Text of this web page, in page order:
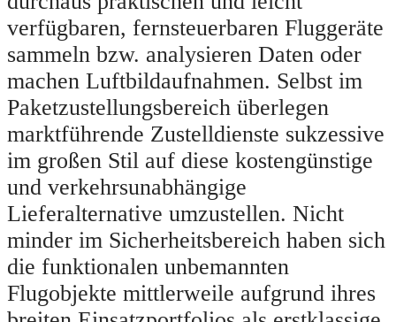
verfügbaren, fernsteuerbaren Fluggeräte
sammeln bzw. analysieren Daten oder
machen Luftbildaufnahmen. Selbst im
Paketzustellungsbereich überlegen
marktführende Zustelldienste sukzessive
im großen Stil auf diese kostengünstige
und verkehrsunabhängige
Lieferalternative umzustellen. Nicht
minder im Sicherheitsbereich haben sich
die funktionalen unbemannten
Flugobjekte mittlerweile aufgrund ihres